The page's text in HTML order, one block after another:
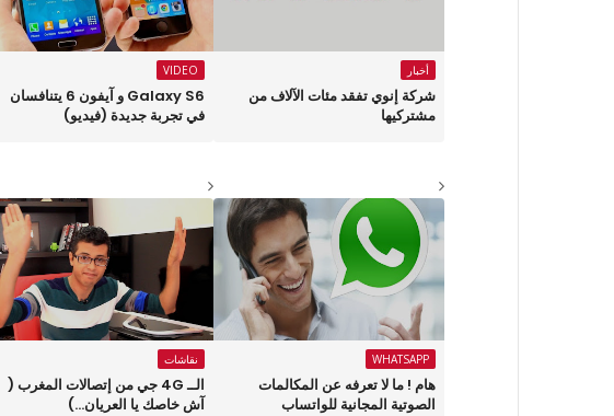
أخبار
شركة إنوي تفقد مئات الآلاف من
مشتركيها
VIDEO
Galaxy S6 و آيفون 6 يتنافسان
في تجربة جديدة (فيديو)
WHATSAPP
هام ! ما لا تعرفه عن المكالمات
الصوتية المجانية للواتساب
نقاشات
الــ 4G جي من إتصالات المغرب (
آش خاصك يا العريان...)